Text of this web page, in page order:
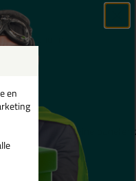
schuim
verlijmen van kleine panelen
en